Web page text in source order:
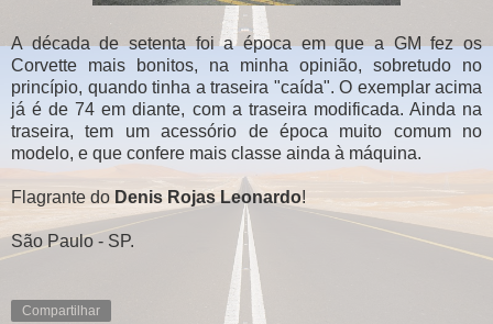
A década de setenta foi a época em que a GM fez os
Corvette mais bonitos, na minha opinião, sobretudo no
princípio, quando tinha a traseira "caída". O exemplar acima
já é de 74 em diante, com a traseira modificada. Ainda na
traseira, tem um acessório de época muito comum no
modelo, e que confere mais classe ainda à máquina.
Flagrante do Denis Rojas Leonardo!
São Paulo - SP.
Compartilhar